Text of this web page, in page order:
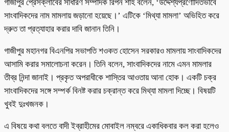
গাজীপুর প্রেসক্লাবের সাধারণ সম্পাদক রিপন শাহ বলেন, ‘উদ্দেশ্যপ্রণোদিতভাবে
সাংবাদিকদের নাম মামলায় জড়ানো হয়েছে।’ এটিকে ‘মিথ্যা মামলা’ অভিহিত করে
দ্রুত তা প্রত্যাহার করার দাবি জানান তিনি।
গাজীপুর মহানগর বিএনপির সভাপতি শওকত হোসেন সরকারও মামলায় সাংবাদিকদের
আসামি করার সমালোচনা করেন। তিনি বলেন, সাংবাদিকদের নামে এমন মামলার
তীব্র নিন্দা জানাই। প্রকৃত অপরাধীকে শাস্তির আওতায় আনা হোক। একটি চক্র
সাংবাদিকদের সঙ্গে সম্পর্ক বিনষ্ট করার চক্রান্ত করে মিথ্যা মামলা দিচ্ছে। বিষয়টি
খুবই দুঃখজনক।
এ বিষয়ে কথা বলতে বাদী ইব্রাহীমের মোবাইল নম্বরে একাধিকবার কল করা হলেও